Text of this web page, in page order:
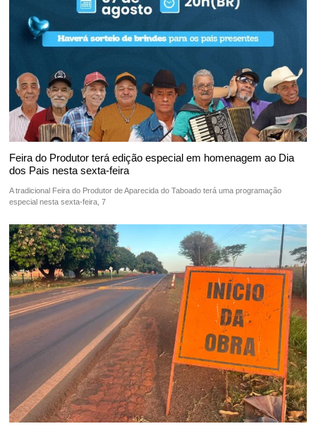
Feira do Produtor terá edição especial em homenagem ao Dia
dos Pais nesta sexta-feira
A tradicional Feira do Produtor de Aparecida do Taboado terá uma programação
especial nesta sexta-feira, 7